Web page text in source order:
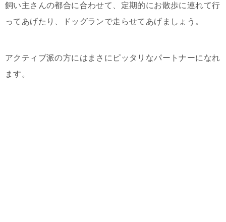
飼い主さんの都合に合わせて、定期的にお散歩に連れて行
ってあげたり、ドッグランで走らせてあげましょう。
アクティブ派の方にはまさにピッタリなパートナーになれ
ます。